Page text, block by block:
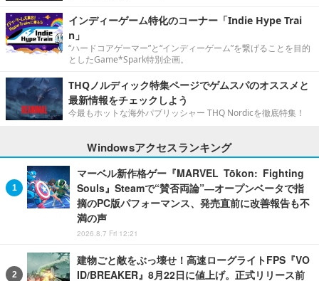
インディーゲーム特化のコーナー「Indie Hype Trai
n」
“ハードコアゲーマー”と“インディーゲーム”を繋げることを目的
としたGame*Spark特別企画。
THQノルディック特集ページでゲムスパのオススメと
最新情報をチェックしよう
今最もホットな海外パブリッシャー THQ Nordicを徹底特集！
Windowsアクセスランキング
マーベル新作格ゲー『MARVEL Tōkon: Fighting
Souls』Steamで“賛否両論”―オープンベータで指
摘のPC版パフォーマンス、発売直前に改善報告も不
満の声
2026.8.7 Fri 12:21
建物ごと敵をぶっ壊せ！高速ローグライトFPS『VO
ID/BREAKER』8月22日に値上げ。正式リリース前